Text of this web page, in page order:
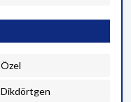
Özel
Dikdörtgen